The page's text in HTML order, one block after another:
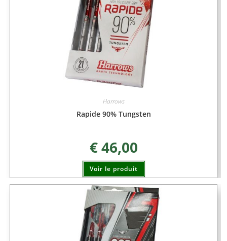
Harrows
Rapide 90% Tungsten
€46,00
Voir le produit